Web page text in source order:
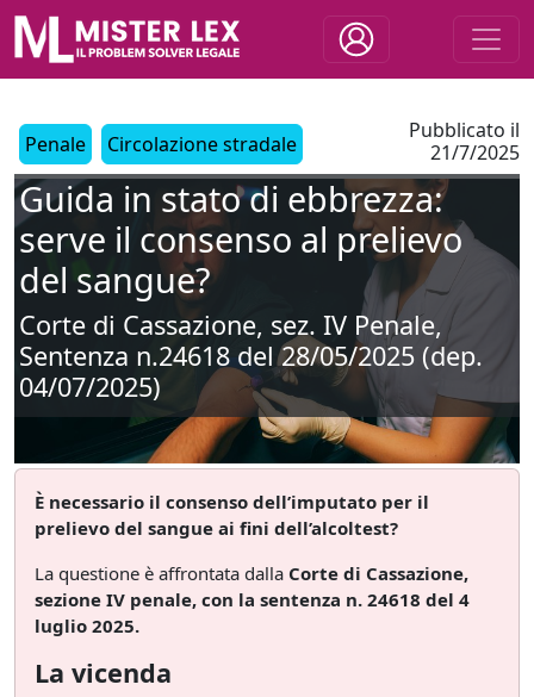
Penale Circolazione stradale
Pubblicato il
21/7/2025
Guida in stato di ebbrezza:
serve il consenso al prelievo
del sangue?
Corte di Cassazione, sez. IV Penale,
Sentenza n.24618 del 28/05/2025 (dep.
04/07/2025)
È necessario il consenso dell’imputato per il
prelievo del sangue ai fini dell’alcoltest?
La questione è affrontata dalla Corte di Cassazione,
sezione IV penale, con la sentenza n. 24618 del 4
luglio 2025.
La vicenda